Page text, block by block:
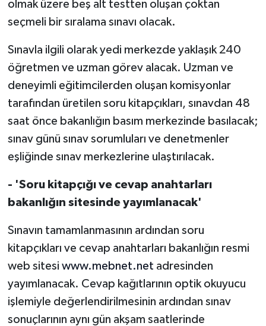
olmak üzere beş alt testten oluşan çoktan
seçmeli bir sıralama sınavı olacak.
Sınavla ilgili olarak yedi merkezde yaklaşık 240
öğretmen ve uzman görev alacak. Uzman ve
deneyimli eğitimcilerden oluşan komisyonlar
tarafından üretilen soru kitapçıkları, sınavdan 48
saat önce bakanlığın basım merkezinde basılacak;
sınav günü sınav sorumluları ve denetmenler
eşliğinde sınav merkezlerine ulaştırılacak.
- 'Soru kitapçığı ve cevap anahtarları
bakanlığın sitesinde yayımlanacak'
Sınavın tamamlanmasının ardından soru
kitapçıkları ve cevap anahtarları bakanlığın resmi
web sitesi www.mebnet.net adresinden
yayımlanacak. Cevap kağıtlarının optik okuyucu
işlemiyle değerlendirilmesinin ardından sınav
sonuçlarının aynı gün akşam saatlerinde
YAŞAM